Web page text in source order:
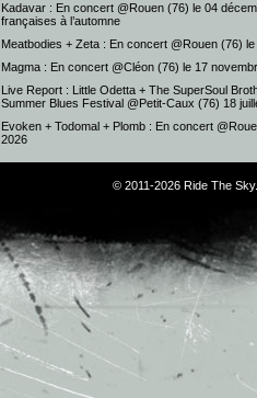
Kadavar : En concert @Rouen (76) le 04
françaises à l’automne
Meatbodies + Zeta : En concert @Rouen (76)
Magma : En concert @Cléon (76) le 17
Live Report : Little Odetta + The SuperSoul
Summer Blues Festival @Petit-Caux (76) 18
Evoken + Todomal + Plomb : En concert
2026
© 2011-2026 Ride The Sky.